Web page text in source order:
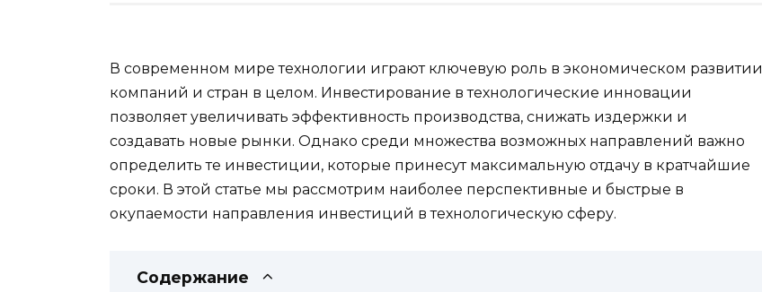
В современном мире технологии играют ключевую роль в экономическом развитии
компаний и стран в целом. Инвестирование в технологические инновации
позволяет увеличивать эффективность производства, снижать издержки и
создавать новые рынки. Однако среди множества возможных направлений важно
определить те инвестиции, которые принесут максимальную отдачу в кратчайшие
сроки. В этой статье мы рассмотрим наиболее перспективные и быстрые в
окупаемости направления инвестиций в технологическую сферу.
Содержание